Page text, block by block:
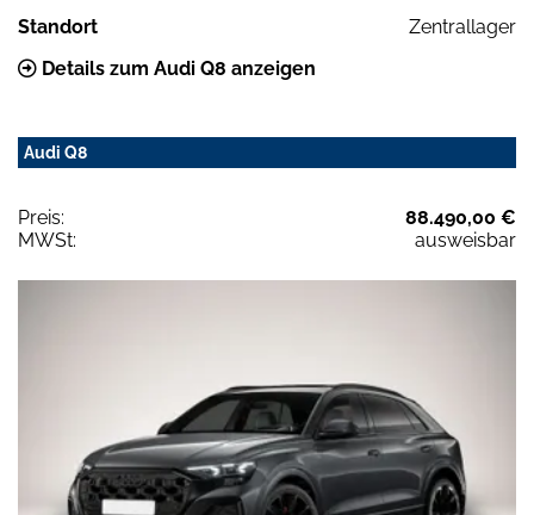
Standort
Zentrallager
Details zum Audi Q8 anzeigen
Audi Q8
Preis:
88.490,00 €
MWSt:
ausweisbar